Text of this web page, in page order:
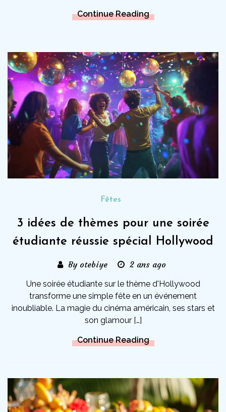
Continue Reading
Fêtes
3 idées de thèmes pour une soirée
étudiante réussie spécial Hollywood
By otebiye 2 ans ago
Une soirée étudiante sur le thème d'Hollywood
transforme une simple fête en un événement
inoubliable. La magie du cinéma américain, ses stars et
son glamour […]
Continue Reading